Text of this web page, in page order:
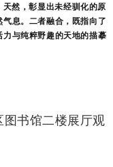
然，彰显出未经驯化的原
息。二者融合，既指向了
与纯粹野趣的天地的描摹
书馆二楼展厅观